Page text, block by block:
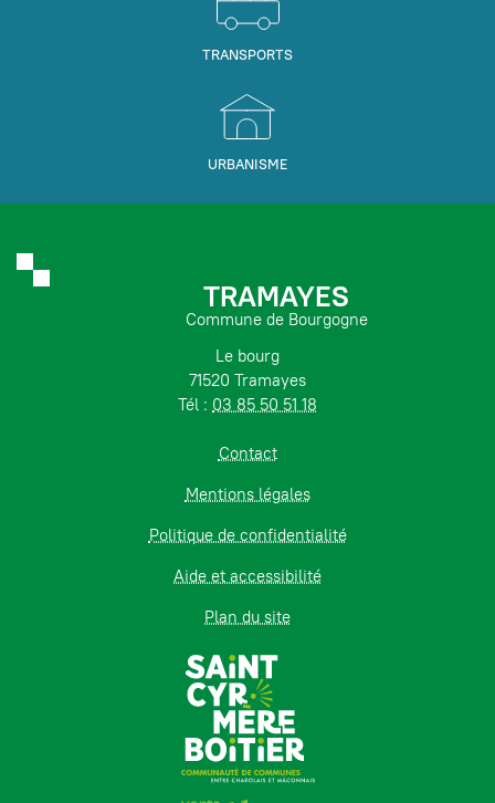
TRANSPORTS
URBANISME
TRAMAYES
Commune de Bourgogne
Le bourg
71520 Tramayes
Tél : 03 85 50 51 18
Contact
Mentions légales
Politique de confidentialité
Aide et accessibilité
Plan du site